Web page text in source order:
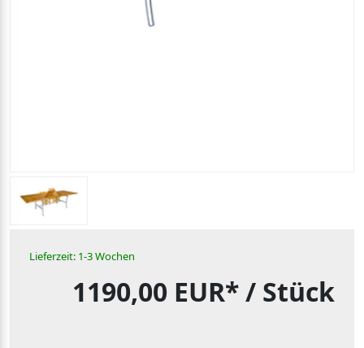
Lieferzeit: 1-3 Wochen
1190,00 EUR*/ Stück